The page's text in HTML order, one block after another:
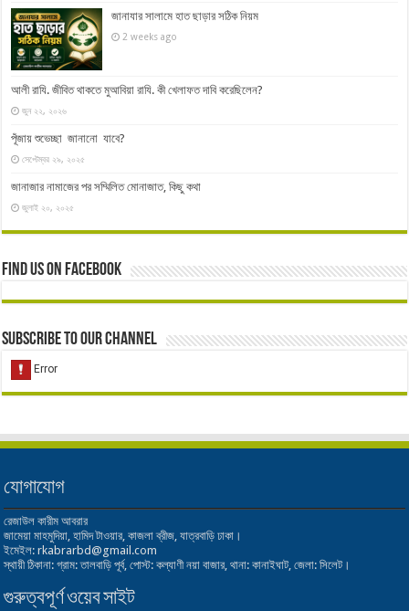
জানাযার সালামে হাত ছাড়ার সঠিক নিয়ম
2 weeks ago
আলী রাযি. জীবিত থাকতে মুআবিয়া রাযি. কী খেলাফত দাবি করেছিলেন?
জুন ২২, ২০২৬
পূঁজায় শুভেচ্ছা জানানো যাবে?
সেপ্টেম্বর ২৯, ২০২৫
জানাজার নামাজের পর সম্মিলিত মোনাজাত, কিছু কথা
জুলাই ২০, ২০২৫
Find us on Facebook
Subscribe to our Channel
যোগাযোগ
রেজাউল কারীম আবরার
জামেয়া মাহমুদিয়া, হামিদ টাওয়ার, কাজলা ব্রীজ, যাত্রবাড়ি ঢাকা।
ইমেইল: rkabrarbd@gmail.com
স্থায়ী ঠিকানা: গ্রাম: তালবাড়ি পূর্ব, পোস্ট: কল্যাণী নয়া বাজার, থানা: কানাইঘাট, জেলা: সিলেট।
গুরুত্বপূর্ণ ওয়েব সাইট